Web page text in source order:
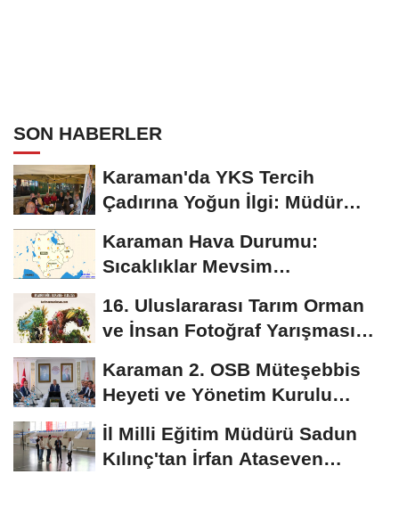
SON HABERLER
Karaman'da YKS Tercih
Çadırına Yoğun İlgi: Müdür
Karaman Hava Durumu:
Sıcaklıklar Mevsim
Seyredecek
16. Uluslararası Tarım Orman
ve İnsan Fotoğraf Yarışması
Karaman 2. OSB Müteşebbis
Heyeti ve Yönetim Kurulu
Toplantısı Gerçekleştirildi
İl Milli Eğitim Müdürü Sadun
Kılınç'tan İrfan Ataseven